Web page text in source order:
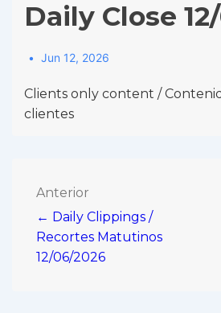
Daily Close
Jun 12, 2026
Clients only content /
clientes
Navegación
de
entradas
Anterior
← Daily Clippings /
Recortes Matutinos
12/06/2026